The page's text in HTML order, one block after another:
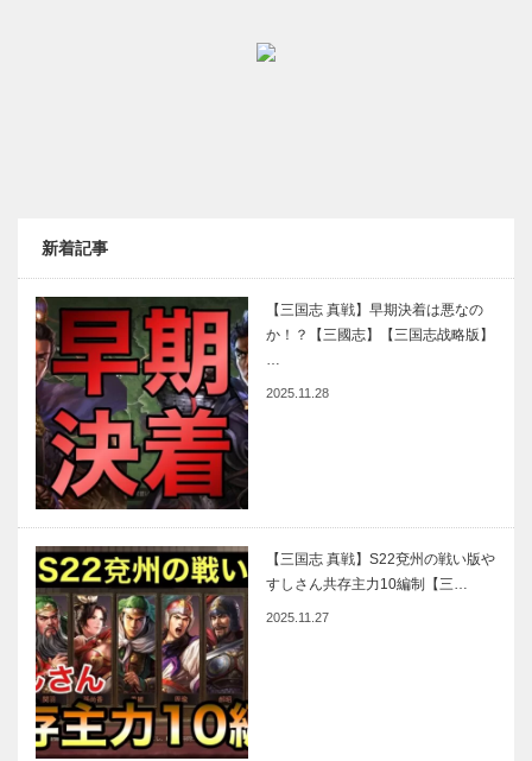
新着記事
【三国志 真戦】早期決着は悪なの
か！？【三國志】【三国志战略版】
…
2025.11.28
【三国志 真戦】S22兗州の戦い版や
すしさん共存主力10編制【三…
2025.11.27